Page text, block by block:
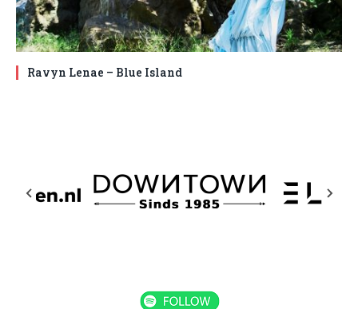
Ravyn Lenae – Blue Island